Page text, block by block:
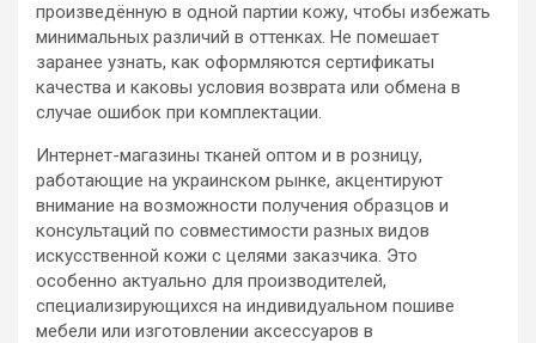
произведённую в одной партии кожу, чтобы избежать
минимальных различий в оттенках. Не помешает
заранее узнать, как оформляются сертификаты
качества и каковы условия возврата или обмена в
случае ошибок при комплектации.
Интернет-магазины тканей оптом и в розницу,
работающие на украинском рынке, акцентируют
внимание на возможности получения образцов и
консультаций по совместимости разных видов
искусственной кожи с целями заказчика. Это
особенно актуально для производителей,
специализирующихся на индивидуальном пошиве
мебели или изготовлении аксессуаров в